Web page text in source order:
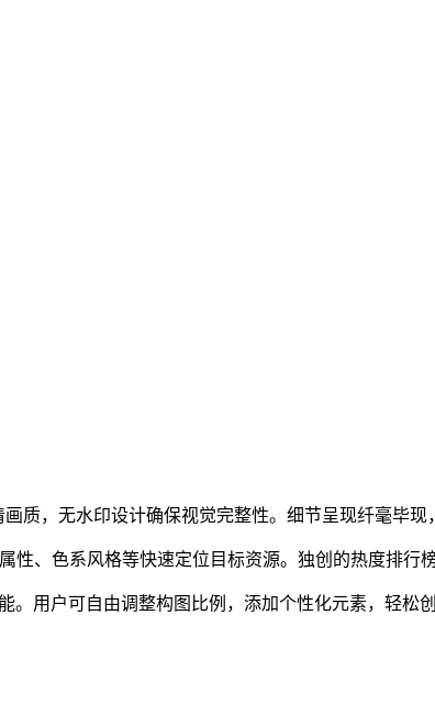
质，无水印设计确保视觉完整性。细节呈现纤毫毕现
、色系风格等快速定位目标资源。独创的热度排行
用户可自由调整构图比例，添加个性化元素，轻松